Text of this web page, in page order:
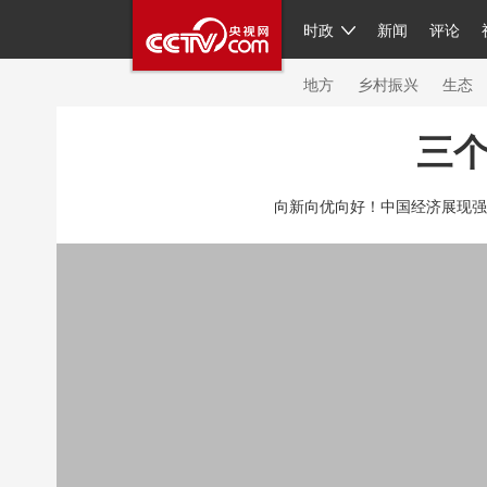
时政 新闻 评论
人民领袖习近平 联播+
直播 片库 栏目大全
繁体 海外频道
地方 乡村振兴 生态
秧纪
新闻 国内 国际 评论 经济 军事
三
向新向优向好！中国经济展现